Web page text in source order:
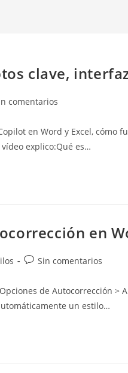
clave,
comentarios
en Word y Excel, cómo
explico:Qué es…
en
Comentarios
entrada:
Sin comentarios
de Autocorrección >
un estilo…